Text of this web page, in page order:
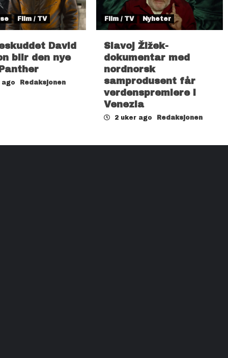
Film / TV
David
blir den nye
Redaksjonen
Film / TV Nyheter
Slavoj Žižek-
dokumentar med
nordnorsk
samprodusent får
verdenspremiere i
Venezia
2 uker ago Redaksjonen